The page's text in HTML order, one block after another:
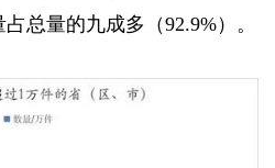
总量的九成多（92.9%）。